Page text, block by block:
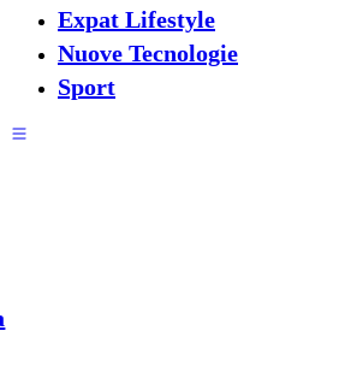
Expat Lifestyle
Nuove Tecnologie
Sport